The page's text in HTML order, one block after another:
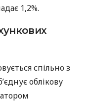
1,2%.
спільно з
облікову